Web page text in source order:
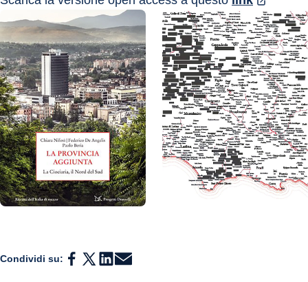
Condividi su: